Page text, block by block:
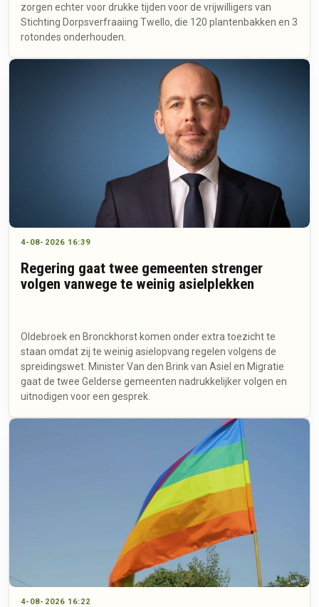
zorgen echter voor drukke tijden voor de vrijwilligers van
Stichting Dorpsverfraaiing Twello, die 120 plantenbakken en 3
rotondes onderhouden.
4-08-2026 16:39
Regering gaat twee gemeenten strenger
volgen vanwege te weinig asielplekken
Oldebroek en Bronckhorst komen onder extra toezicht te
staan omdat zij te weinig asielopvang regelen volgens de
spreidingswet. Minister Van den Brink van Asiel en Migratie
gaat de twee Gelderse gemeenten nadrukkelijker volgen en
uitnodigen voor een gesprek.
4-08-2026 16:22